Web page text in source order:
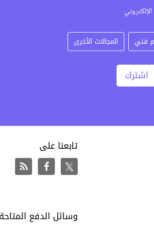
فني المجالات الأخرى
اشترك
تابعنا على
وسائل الدفع المتاحة